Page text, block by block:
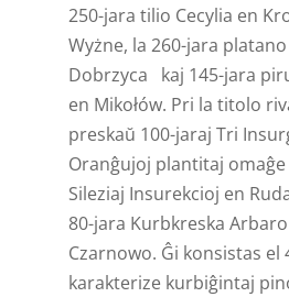
250-jara tilio Cecylia en
Wyżne, la 260-jara
Dobrzyca kaj 145-jara
en Mikołów. Pri la titolo
preskaŭ 100-jaraj Tri
Oranĝujoj plantitaj
Sileziaj Insurekcioj en
80-jara Kurbkreska
Czarnowo. Ĝi konsistas el
karakterize kurbiĝintaj